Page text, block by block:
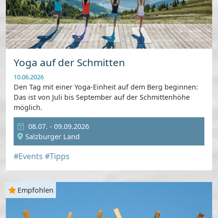
Yoga auf der Schmitten
10.06.2026
Den Tag mit einer Yoga-Einheit auf dem Berg beginnen:
Das ist von Juli bis September auf der Schmittenhöhe
möglich.
08.07. - 09.09.2026
Salzburger Land
#Events #Tipps
Empfohlen